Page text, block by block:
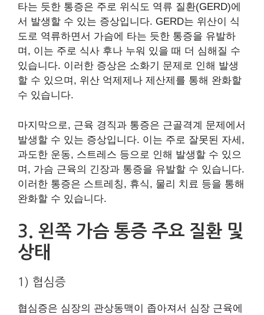
타는 듯한 통증은 주로 위식도 역류 질환(GERD)에
서 발생할 수 있는 증상입니다. GERD는 위산이 식
도로 역류하면서 가슴에 타는 듯한 통증을 유발하
며, 이는 주로 식사 후나 누워 있을 때 더 심해질 수
있습니다. 이러한 증상은 소화기 문제로 인해 발생
할 수 있으며, 위산 억제제나 제산제를 통해 완화할
수 있습니다.
마지막으로, 근육 경직과 통증은 근골격계 문제에서
발생할 수 있는 증상입니다. 이는 주로 잘못된 자세,
과도한 운동, 스트레스 등으로 인해 발생할 수 있으
며, 가슴 근육의 긴장과 통증을 유발할 수 있습니다.
이러한 통증은 스트레칭, 휴식, 물리 치료 등을 통해
완화할 수 있습니다.
3. 왼쪽 가슴 통증 주요 질환 및
상태
1) 협심증
협심증은 심장의 관상동맥이 좁아져서 심장 근육에